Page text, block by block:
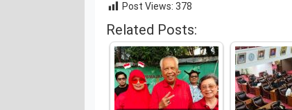
Post Views: 378
Related Posts: